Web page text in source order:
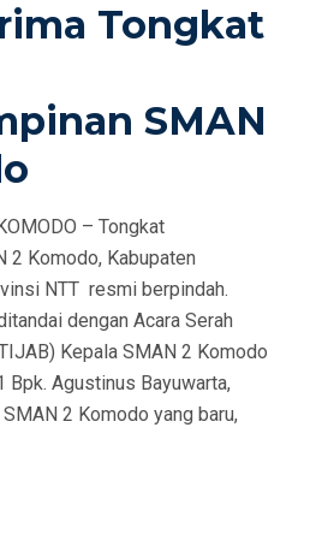
Tongkat
SMAN
– Tongkat
2 Komodo, Kabupaten
NTT resmi berpindah.
dengan Acara Serah
Kepala SMAN 2 Komodo
Agustinus Bayuwarta,
2 Komodo yang baru,